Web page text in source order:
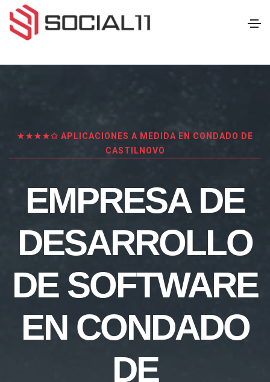
★★★★✩ APLICACIONES A MEDIDA EN CONDADO DE
CASTILNOVO
EMPRESA DE
DESARROLLO
DE SOFTWARE
EN CONDADO
DE